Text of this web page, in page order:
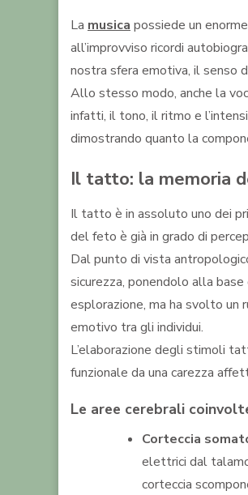
La musica possiede un
all’improvviso ricordi
nostra sfera emotiva, il senso
Allo stesso modo, anche la
infatti, il tono, il ritmo e
dimostrando quanto la
Il tatto: la memoria
Il tatto è in assoluto uno dei
del feto è già in grado di
Dal punto di vista
sicurezza, ponendolo alla
esplorazione, ma ha svolto
emotivo tra gli individui.
L’elaborazione degli stimoli
funzionale da una carezza
Le aree cerebrali
Corteccia
elettrici dal
corteccia